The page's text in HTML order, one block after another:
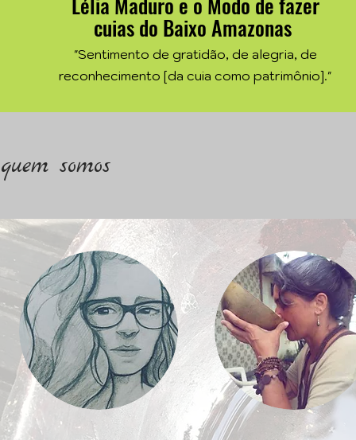
cuias do Baixo Amazonas
"Sentimento de gratidão, de alegria, de
reconhecimento [da cuia como patrimônio]."
quem somos